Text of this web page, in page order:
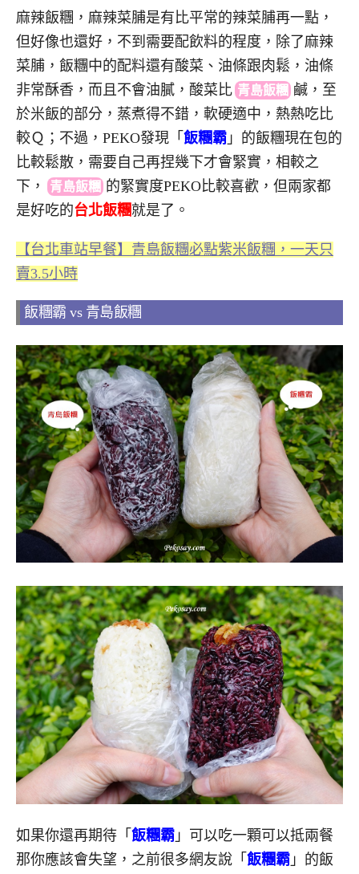
麻辣飯糰，麻辣菜脯是有比平常的辣菜脯再一點，
但好像也還好，不到需要配飲料的程度，除了麻辣
菜脯，飯糰中的配料還有酸菜、油條跟肉鬆，油條
非常酥香，而且不會油膩，酸菜 比 青島飯糰 鹹 ，至
於米飯的部分，蒸煮得不錯，軟硬適中，熱熱吃比
較Ｑ；不過，PEKO發現「 飯糰霸 」的飯糰現在包的
比較鬆散，需要自己再捏幾下才會緊實，相較之
下，
青島飯糰 的緊實度PEKO比較喜歡，但兩家都
是好吃的台北飯糰就是了。
【台北車站早餐】青島飯糰必點紫米飯糰，一天只
賣3.5小時
飯糰霸 vs 青島飯糰
如果你還再期待「 飯糰霸 」可以吃一顆可以抵兩餐
那你應該會失望，之前很多網友說「 飯糰霸 」的飯